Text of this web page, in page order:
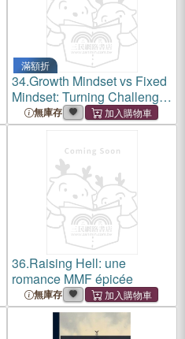
滿額折
34.Growth Mindset vs Fixed
Mindset: Turning Challenges
into Opportunities for Growth
無庫存
36.Raising Hell: une
romance MMF épicée
無庫存